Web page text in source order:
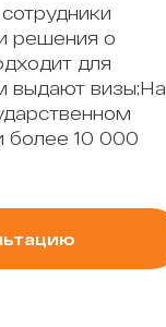
решения о
для
выдают визы;На
более 10 000